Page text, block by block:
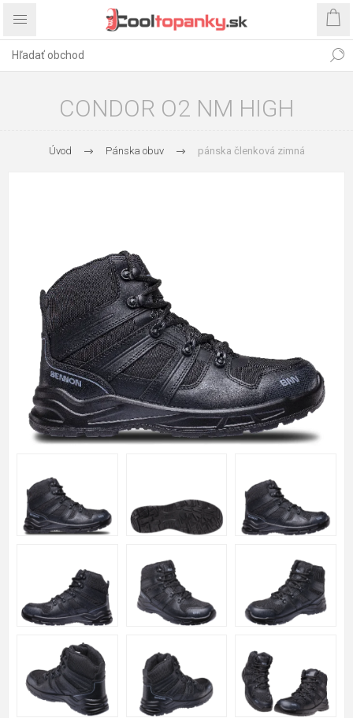
CONDOR O2 NM HIGH
Úvod Pánska obuv pánska členková zimná